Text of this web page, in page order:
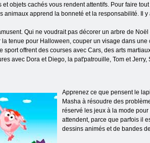
et objets cachés vous rendent attentifs. Pour faire
animaux apprend la bonneté et la responsabilité. Il
Qui ne voudrait pas décorer un arbre de
la tenue pour Halloween, couper un visage dans
sport offrent des courses avec Cars, des arts
avec Dora et Diego, la pat'patrouille, Tom et
Apprenez ce que pensent le
Masha à résoudre des
réservé les jeux à la mode
attendent, parce que parfois il
dessins animés et de bandes